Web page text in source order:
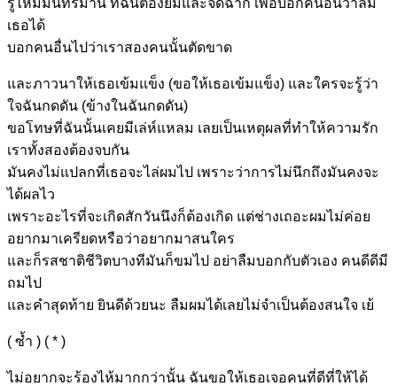
เธอได้
บอกคนอื่นไปว่าเราสองคนนั้นตัดขาด
และภาวนาให้เธอเข้มแข็ง (ขอให้เธอเข้มแข็ง) และใครจะรู้ว่า
ใจฉันกดดัน (ข้างในฉันกดดัน)
ขอโทษที่ฉันนั้นเคยมีเล่ห์แหลม เลยเป็นเหตุผลที่ทำให้ความรัก
เราทั้งสองต้องจบกัน
มันคงไม่แปลกที่เธอจะไล่ผมไป เพราะว่าการไม่นึกถึงมันคงจะ
ได้ผลไว
เพราะอะไรที่จะเกิดสักวันนึงก็ต้องเกิด แต่ช่างเถอะผมไม่ค่อย
อยากมาเครียดหรือว่าอยากมาสนใคร
และก็รสชาติชีวิตบางทีมันก็ขมไป อย่าลืมบอกกับตัวเอง คนดีดีมี
ถมไป
และคำสุดท้าย ยินดีด้วยนะ ลืมผมได้เลยไม่จำเป็นต้องสนใจ เย้
( ซ้ำ ) ( * )
ไม่อยากจะร้องไห้มากกว่านั้น ฉันขอให้เธอเจอคนที่ดีที่ให้ได้